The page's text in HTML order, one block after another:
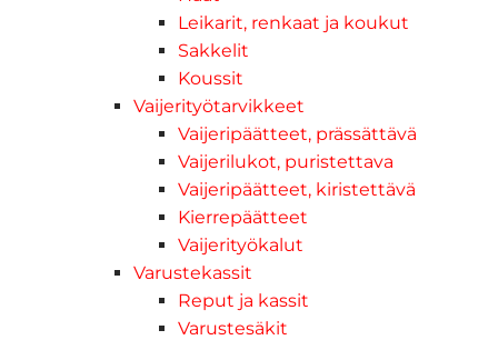
Leikarit, renkaat ja koukut
Sakkelit
Koussit
Vaijerityötarvikkeet
Vaijeripäätteet, prässättävä
Vaijerilukot, puristettava
Vaijeripäätteet, kiristettävä
Kierrepäätteet
Vaijerityökalut
Varustekassit
Reput ja kassit
Varustesäkit